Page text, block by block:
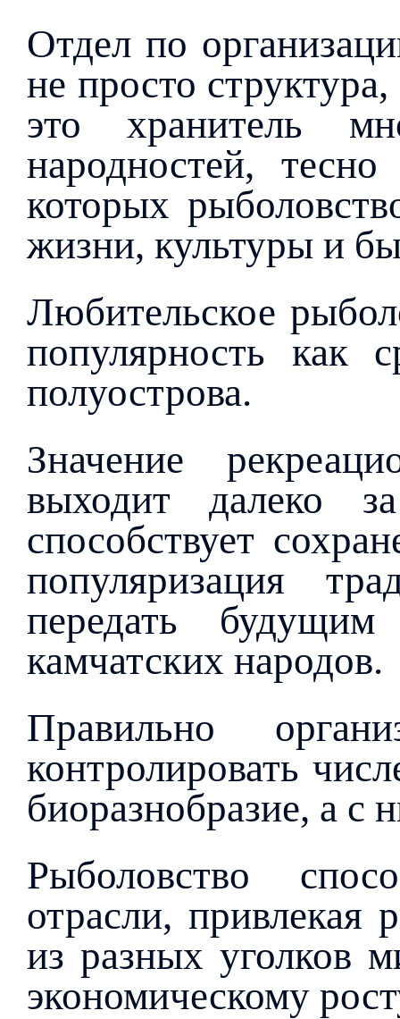
Отдел по
не просто
это хранитель
народностей,
которых
жизни, культуры и
Любительское
популярность как
полуострова.
Значение
выходит далеко
способствует
популяризация
передать
камчатских народов.
Правильно
контролировать
биоразнобразие, а с
Рыболовство
отрасли, привлекая
из разных уголков
экономическому